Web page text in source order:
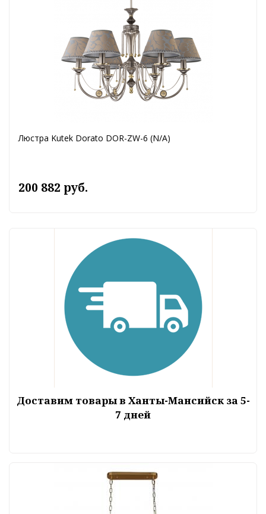
Люстра Kutek Dorato DOR-ZW-6 (N/A)
200 882 руб.
Доставим товары в Ханты-Мансийск за 5-
7 дней